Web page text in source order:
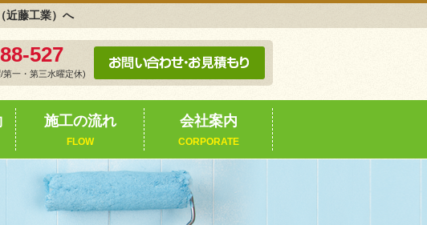
近藤工業）へ
527
第一・第三水曜定休)
施工の流れ
FLOW
会社案内
CORPORATE